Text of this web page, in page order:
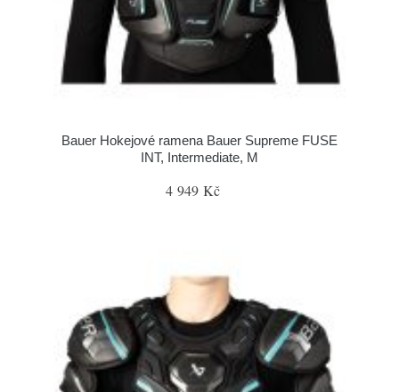
Bauer Hokejové ramena Bauer Supreme FUSE
INT, Intermediate, M
4 949 Kč